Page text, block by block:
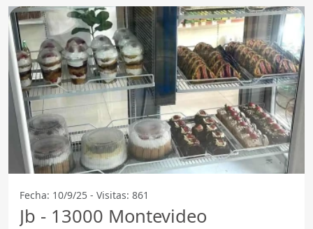
Fecha: 10/9/25 - Visitas: 861
Jb - 13000 Montevideo